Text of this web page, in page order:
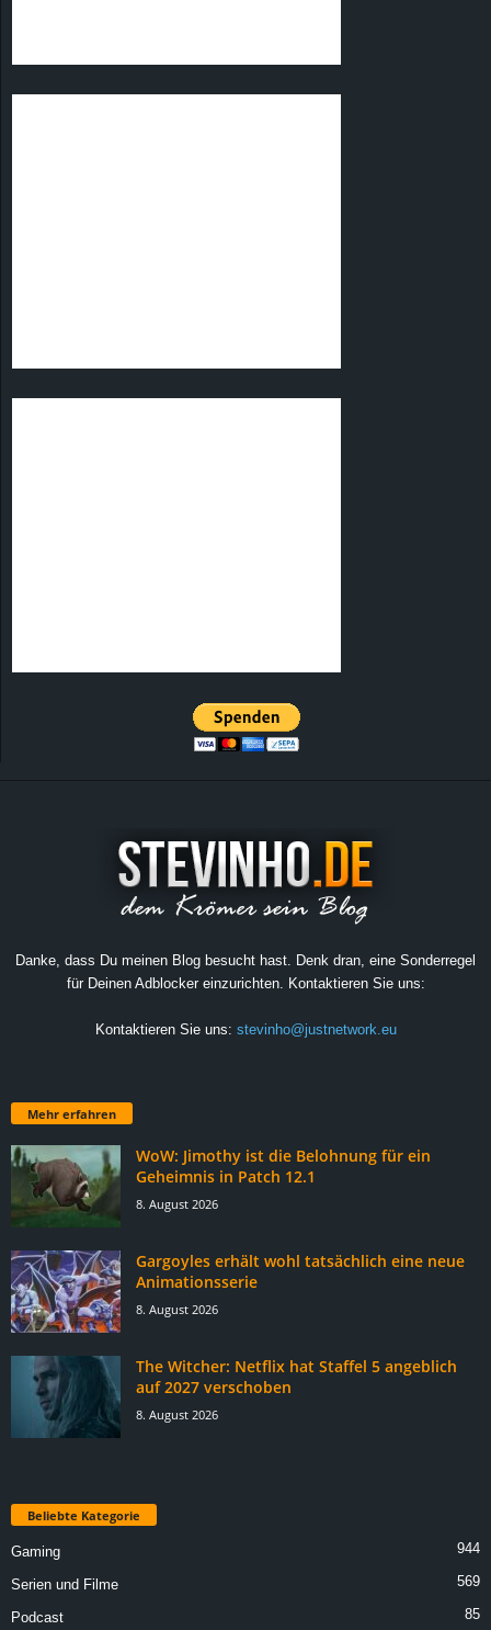
Danke, dass Du meinen Blog besucht hast. Denk dran, eine Sonderregel
für Deinen Adblocker einzurichten. Kontaktieren Sie uns:
Kontaktieren Sie uns: stevinho@justnetwork.eu
Mehr erfahren
WoW: Jimothy ist die Belohnung für ein
Geheimnis in Patch 12.1
8. August 2026
Gargoyles erhält wohl tatsächlich eine neue
Animationsserie
8. August 2026
The Witcher: Netflix hat Staffel 5 angeblich
auf 2027 verschoben
8. August 2026
Beliebte Kategorie
Gaming 944
Serien und Filme 569
Podcast 85